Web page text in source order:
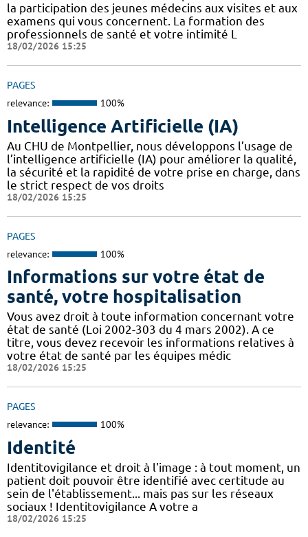
la participation des jeunes médecins aux visites et aux
examens qui vous concernent. La formation des
professionnels de santé et votre intimité L
18/02/2026 15:25
PAGES
relevance: 100%
Intelligence Artificielle (IA)
Au CHU de Montpellier, nous développons l’usage de
l’intelligence artificielle (IA) pour améliorer la qualité,
la sécurité et la rapidité de votre prise en charge, dans
le strict respect de vos droits
18/02/2026 15:25
PAGES
relevance: 100%
Informations sur votre état de
santé, votre hospitalisation
Vous avez droit à toute information concernant votre
état de santé (Loi 2002-303 du 4 mars 2002). A ce
titre, vous devez recevoir les informations relatives à
votre état de santé par les équipes médic
18/02/2026 15:25
PAGES
relevance: 100%
Identité
Identitovigilance et droit à l'image : à tout moment, un
patient doit pouvoir être identifié avec certitude au
sein de l'établissement... mais pas sur les réseaux
sociaux ! Identitovigilance A votre a
18/02/2026 15:25